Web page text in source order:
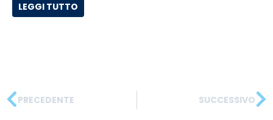
LEGGI TUTTO
PRECEDENTE SUCCESSIVO